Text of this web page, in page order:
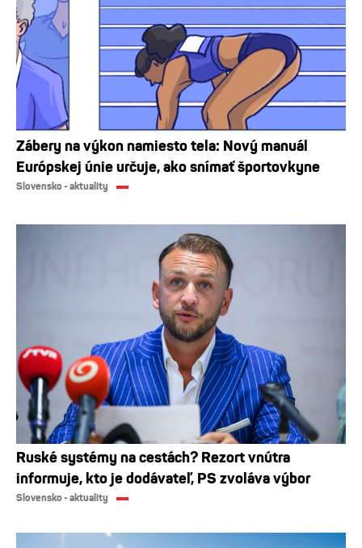
Zábery na výkon namiesto tela: Nový manuál
Európskej únie určuje, ako snímať športovkyne
Slovensko - aktuality
Ruské systémy na cestách? Rezort vnútra
informuje, kto je dodávateľ, PS zvoláva výbor
Slovensko - aktuality